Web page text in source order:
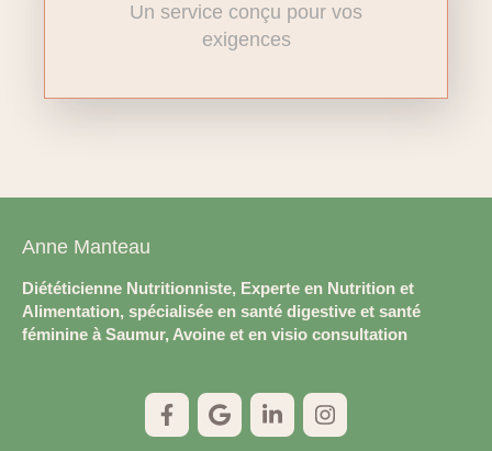
Un service conçu pour vos
exigences
Anne Manteau
Diététicienne Nutritionniste, Experte en Nutrition et
Alimentation, spécialisée en santé digestive et santé
féminine à Saumur, Avoine et en visio consultation